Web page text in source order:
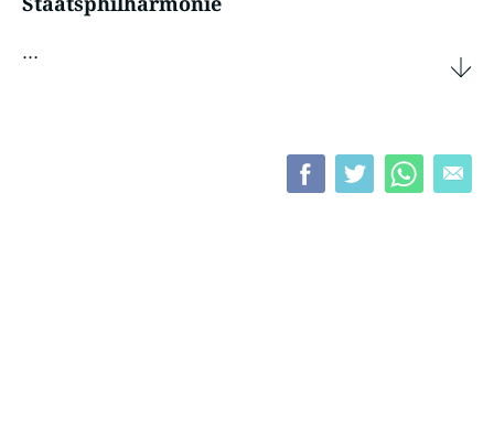
...